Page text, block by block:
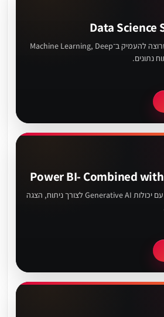
מסלול דאטה ו־AI למי שרוצה להעמיק ב־Machine Learning, Deep
Power BI- Combined
קורס לשילוב Power BI עם יכולות Generative AI לצורך ניתוח, הצגה